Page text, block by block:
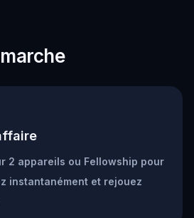
2 appareils ou Fellowship pour
instantanément et rejouez